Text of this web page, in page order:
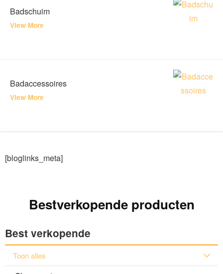
Badschuim
View More
Badaccessoires
View More
[bloglinks_meta]
Bestverkopende producten
Best verkopende
Toon alles